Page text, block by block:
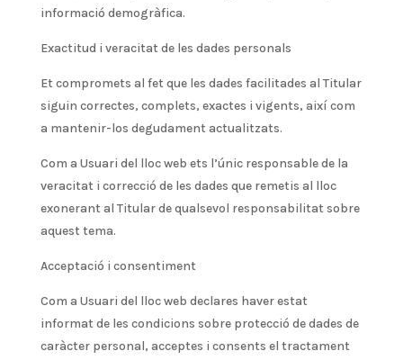
informació demogràfica.
Exactitud i veracitat de les dades personals
Et compromets al fet que les dades facilitades al Titular
siguin correctes, complets, exactes i vigents, així com
a mantenir-los degudament actualitzats.
Com a Usuari del lloc web ets l’únic responsable de la
veracitat i correcció de les dades que remetis al lloc
exonerant al Titular de qualsevol responsabilitat sobre
aquest tema.
Acceptació i consentiment
Com a Usuari del lloc web declares haver estat
informat de les condicions sobre protecció de dades de
caràcter personal, acceptes i consents el tractament